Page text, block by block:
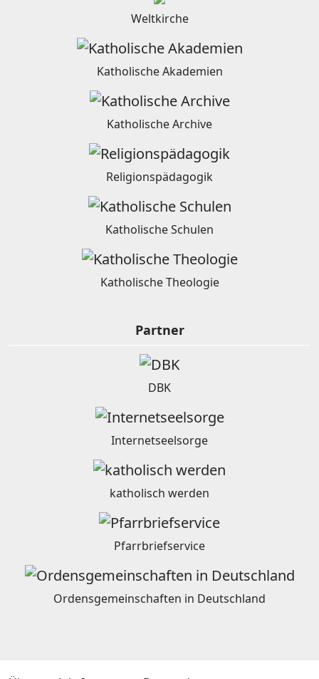
Weltkirche
Katholische Akademien
Katholische Archive
Religionspädagogik
Katholische Schulen
Katholische Theologie
Partner
DBK
Internetseelsorge
katholisch werden
Pfarrbriefservice
Ordensgemeinschaften in Deutschland